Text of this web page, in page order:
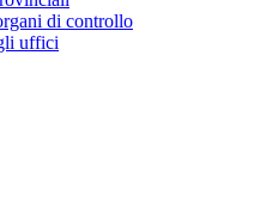
di controllo
uffici